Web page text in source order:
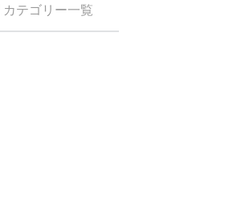
カテゴリー一覧